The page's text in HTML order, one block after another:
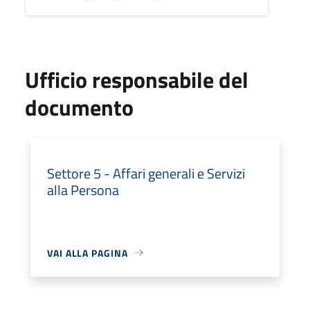
Ufficio responsabile del
documento
Settore 5 - Affari generali e Servizi
alla Persona
VAI ALLA PAGINA